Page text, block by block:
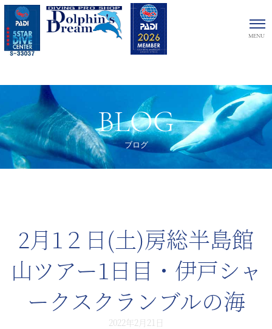
BLOG
ブログ
2月1２日(土)房総半島館
山ツアー1日目・伊戸シャ
ークスクランブルの海
2022年2月21日